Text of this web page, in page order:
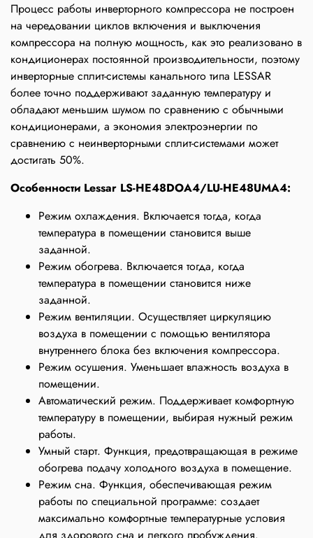
Процесс работы инверторного компрессора не построен
на чередовании циклов включения и выключения
компрессора на полную мощность, как это реализовано в
кондиционерах постоянной производительности, поэтому
инверторные сплит-системы канального типа LESSAR
более точно поддерживают заданную температуру и
обладают меньшим шумом по сравнению с обычными
кондиционерами, а экономия электроэнергии по
сравнению с неинверторными сплит-системами может
достигать 50%.
Особенности Lessar LS-HE48DOA4/LU-HE48UMA4:
Режим охлаждения. Включается тогда, когда
температура в помещении становится выше
заданной.
Режим обогрева. Включается тогда, когда
температура в помещении становится ниже
заданной.
Режим вентиляции. Осуществляет циркуляцию
воздуха в помещении с помощью вентилятора
внутреннего блока без включения компрессора.
Режим осушения. Уменьшает влажность воздуха в
помещении.
Автоматический режим. Поддерживает комфортную
температуру в помещении, выбирая нужный режим
работы.
Умный старт. Функция, предотвращающая в режиме
обогрева подачу холодного воздуха в помещение.
Режим сна. Функция, обеспечивающая режим
работы по специальной программе: создает
максимально комфортные температурные условия